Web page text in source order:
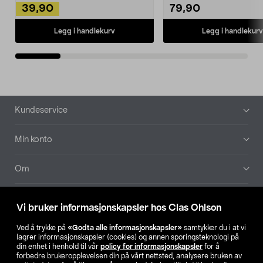
Vi bruker informasjonskapsler hos Clas Ohlson
Ved å trykke på «Godta alle informasjonskapsler» samtykker du i at vi
lagrer informasjonskapsler (cookies) og annen sporingsteknologi på
din enhet i henhold til vår policy for informasjonskapsler for å
forbedre brukeropplevelsen din på vårt nettsted, analysere bruken av
39,90
Legg i handlekurv
79,90
Legg i handlekurv
Bunntekst
Kundeservice
Min konto
Om
Våre selskaper
Finn din butikk